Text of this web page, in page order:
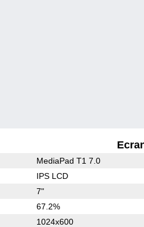
MediaPad T1 7.0
IPS LCD
7"
67.2%
1024x600